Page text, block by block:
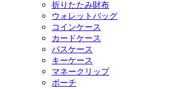
折りたたみ財布
ウォレットバッグ
コインケース
カードケース
パスケース
キーケース
マネークリップ
ポーチ